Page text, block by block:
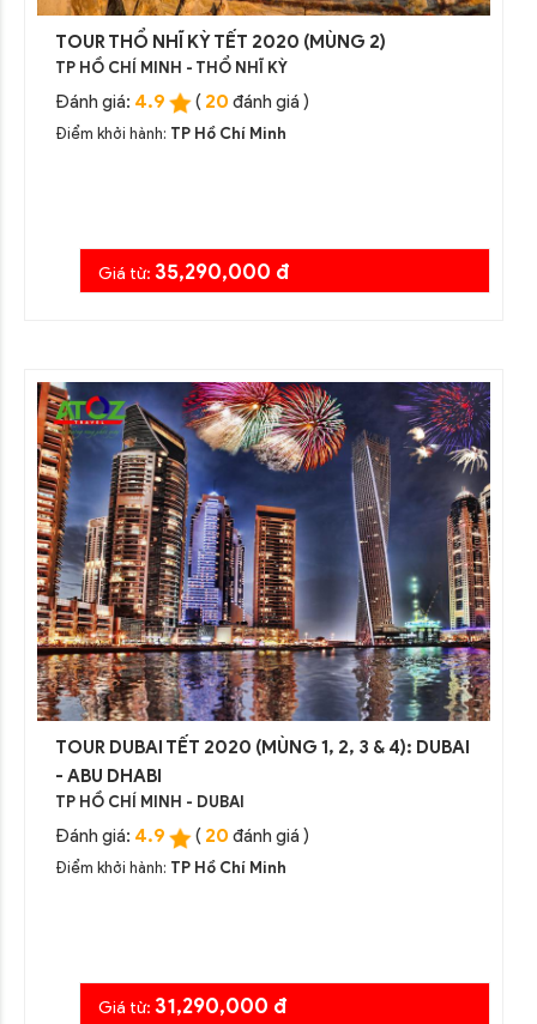
TOUR THỔ NHĨ KỲ TẾT 2020 (MÙNG 2)
TP HỒ CHÍ MINH - THỔ NHĨ KỲ
Đánh giá: 4.9 ( 20 đánh giá )
Điểm khởi hành: TP Hồ Chí Minh
Giá từ: 35,290,000 đ
TOUR DUBAI TẾT 2020 (MÙNG 1, 2, 3 & 4): DUBAI
- ABU DHABI
TP HỒ CHÍ MINH - DUBAI
Đánh giá: 4.9 ( 20 đánh giá )
Điểm khởi hành: TP Hồ Chí Minh
Giá từ: 31,290,000 đ